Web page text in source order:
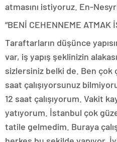
atmasını istiyoruz. En-
“BENİ CEHENNEME ATMAK
Taraftarların düşünce
var, iş yapış şeklinizin
sizlersiniz belki de. Ben çok
saat çalışıyorsunuz
12 saat çalışıyorum. Vakit
yatıyorum. İstanbul çok
tatile gelmedim. Buraya